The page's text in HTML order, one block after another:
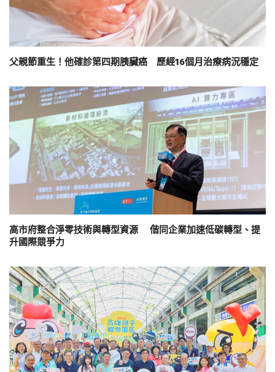
父親節重生！他確診第四期胰臟癌 歷經16個月治療病況穩定
高市府整合淨零技術與轉型資源 偕同企業加速低碳轉型、提
升國際競爭力